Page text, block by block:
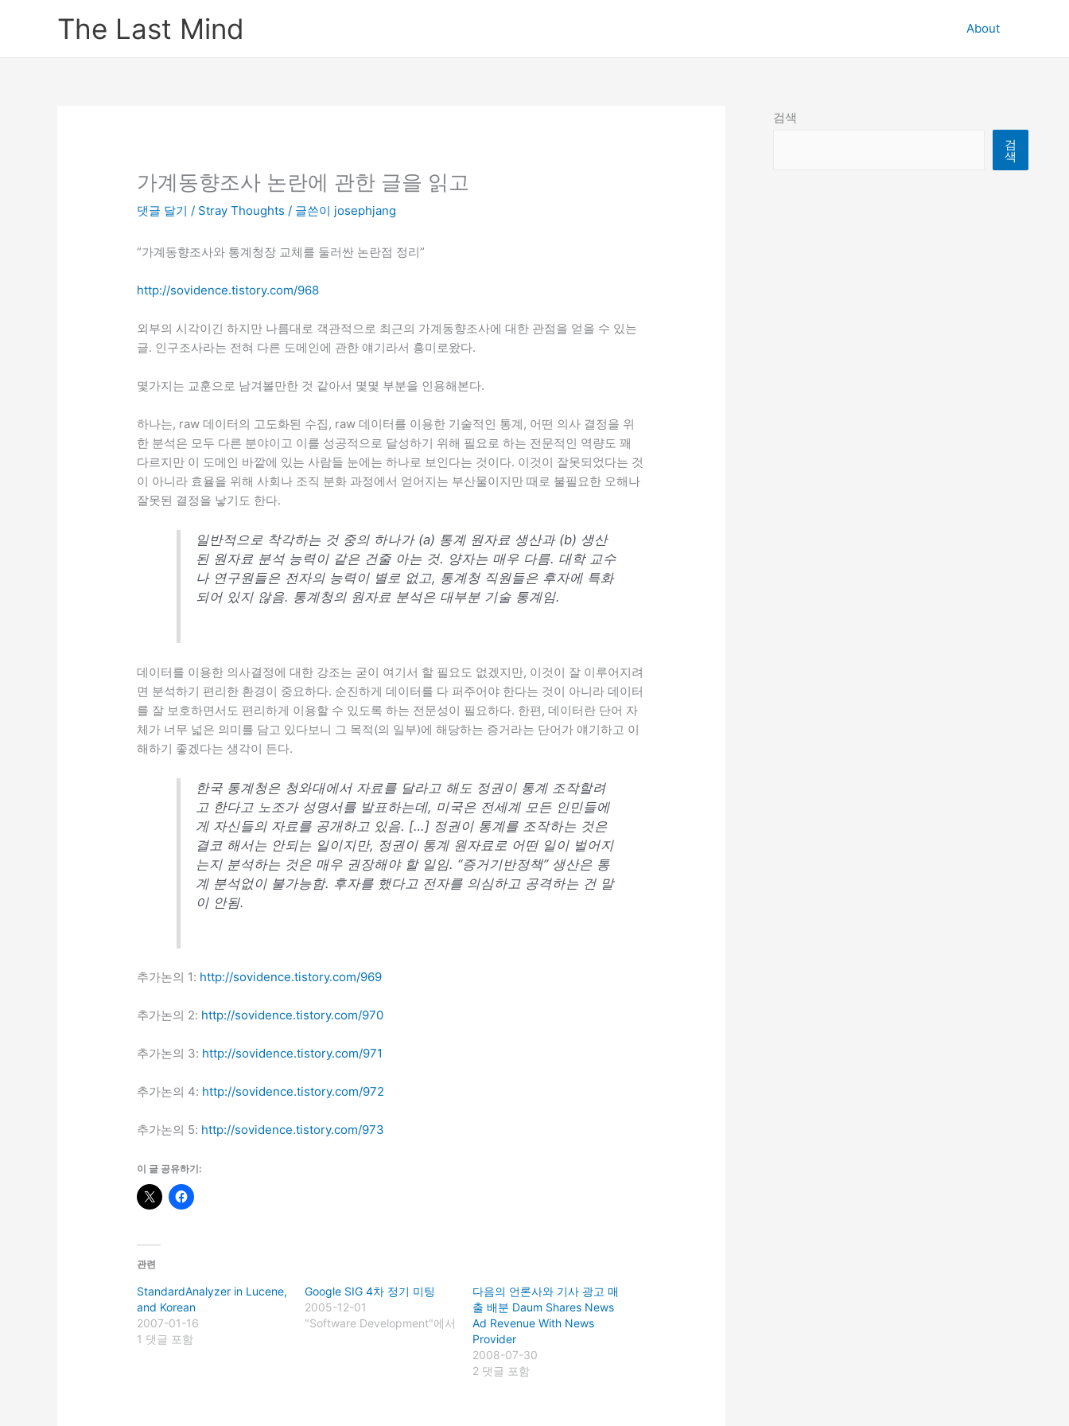
The Last Mind About
가계동향조사 논란에 관한 글을 읽고
댓글 달기 / Stray Thoughts / 글쓴이 josephjang
“가계동향조사와 통계청장 교체를 둘러싼 논란점 정리”
http://sovidence.tistory.com/968
외부의 시각이긴 하지만 나름대로 객관적으로 최근의 가계동향조사에 대한 관점을 얻을 수 있는
글. 인구조사라는 전혀 다른 도메인에 관한 얘기라서 흥미로왔다.
몇가지는 교훈으로 남겨볼만한 것 같아서 몇몇 부분을 인용해본다.
하나는, raw 데이터의 고도화된 수집, raw 데이터를 이용한 기술적인 통계, 어떤 의사 결정을 위
한 분석은 모두 다른 분야이고 이를 성공적으로 달성하기 위해 필요로 하는 전문적인 역량도 꽤
다르지만 이 도메인 바깥에 있는 사람들 눈에는 하나로 보인다는 것이다. 이것이 잘못되었다는 것
이 아니라 효율을 위해 사회나 조직 분화 과정에서 얻어지는 부산물이지만 때로 불필요한 오해나
잘못된 결정을 낳기도 한다.
일반적으로 착각하는 것 중의 하나가 (a) 통계 원자료 생산과 (b) 생산
된 원자료 분석 능력이 같은 건줄 아는 것. 양자는 매우 다름. 대학 교수
나 연구원들은 전자의 능력이 별로 없고, 통계청 직원들은 후자에 특화
되어 있지 않음. 통계청의 원자료 분석은 대부분 기술 통계임.
데이터를 이용한 의사결정에 대한 강조는 굳이 여기서 할 필요도 없겠지만, 이것이 잘 이루어지려
면 분석하기 편리한 환경이 중요하다. 순진하게 데이터를 다 퍼주어야 한다는 것이 아니라 데이터
를 잘 보호하면서도 편리하게 이용할 수 있도록 하는 전문성이 필요하다. 한편, 데이터란 단어 자
체가 너무 넓은 의미를 담고 있다보니 그 목적(의 일부)에 해당하는 증거라는 단어가 얘기하고 이
해하기 좋겠다는 생각이 든다.
한국 통계청은 청와대에서 자료를 달라고 해도 정권이 통계 조작할려
고 한다고 노조가 성명서를 발표하는데, 미국은 전세계 모든 인민들에
게 자신들의 자료를 공개하고 있음. […] 정권이 통계를 조작하는 것은
결코 해서는 안되는 일이지만, 정권이 통계 원자료로 어떤 일이 벌어지
는지 분석하는 것은 매우 권장해야 할 일임. “증거기반정책” 생산은 통
계 분석없이 불가능함. 후자를 했다고 전자를 의심하고 공격하는 건 말
이 안됨.
추가논의 1: http://sovidence.tistory.com/969
추가논의 2: http://sovidence.tistory.com/970
추가논의 3: http://sovidence.tistory.com/971
추가논의 4: http://sovidence.tistory.com/972
추가논의 5: http://sovidence.tistory.com/973
이 글 공유하기:
관련
StandardAnalyzer in Lucene,
and Korean
2007-01-16
1 댓글 포함
Google SIG 4차 정기 미팅
2005-12-01
"Software Development"에서
다음의 언론사와 기사 광고 매
출 배분 Daum Shares News
Ad Revenue With News
Provider
2008-07-30
2 댓글 포함
검색
검
색